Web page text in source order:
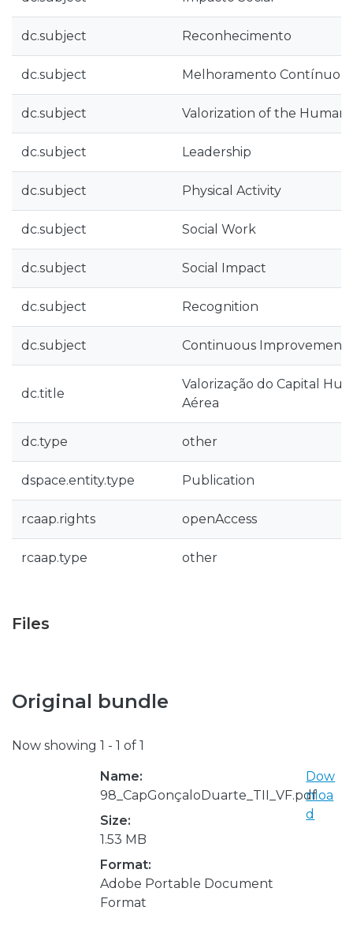
dc.subject Reconhecimento
dc.subject Melhoramento Contínuo
dc.subject Valorization of the Human
dc.subject Leadership
dc.subject Physical Activity
dc.subject Social Work
dc.subject Social Impact
dc.subject Recognition
dc.subject Continuous Improvement
dc.title
Valorização do Capital
Aérea
dc.type other
dspace.entity.type Publication
rcaap.rights openAccess
rcaap.type other
Files
Original bundle
Now showing 1 - 1 of 1
Name:
98_CapGonçaloDuarte_TII_VF.pdf
Size:
1.53 MB
Format:
Adobe Portable Document
Format
Dow
nloa
d